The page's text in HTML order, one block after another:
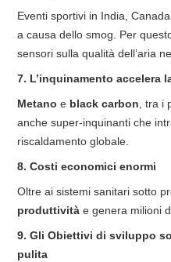
Eventi sportivi in India,
a causa dello smog. Per
sensori sulla qualità dell’aria
7. L’inquinamento accelera
Metano e black carbon , tra
anche super-inquinanti che
riscaldamento globale.
8. Costi economici enormi
Oltre ai sistemi sanitari sotto
produttività e genera milioni
9. Gli Obiettivi di sviluppo
pulita